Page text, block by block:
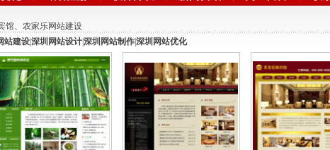
馆、农家乐网站建设
站建设|深圳网站设计|深圳网站制作|深圳网站优化